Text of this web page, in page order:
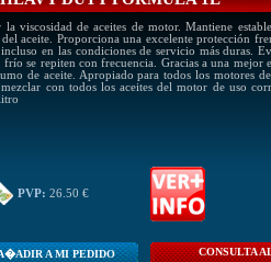
viscosidad de aceites de motor. Mantiene
aceite. Proporciona una excelente protección
en las condiciones de servicio más duras.
se repiten con frecuencia. Gracias a una mejor
de aceite. Apropiado para todos los motores
con todos los aceites del motor de uso
PVP: 26.50 €
CONSULTA
A MI PEDIDO